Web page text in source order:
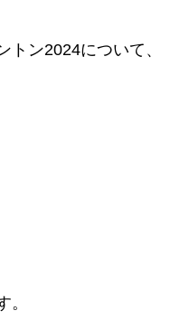
ン2024について、
。